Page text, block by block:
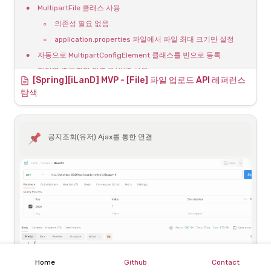
공지 삭제 기능
현하기 위한 WebSocket 사용법
Spring에서 WebSocket을 통해
지를 전송하면 서버와 연결되어
있는 다른 모든 클라이언트들에
소스코드는 다음의 링크..
992px 이하(모바일), 그 이상 태블릿(1200px), 그이상 데스
아이콘 배치가 적절하게 분배되도록, 모바일 버전에서는 2열, 그 이상 버
전에서는 3열 배치
• MultipartFile 클래스 사용
◦ 의존성 필요 없음
◦ application.properties 파일에서 파일 최대 크기만 설정
• 자동으로 MultipartConfigElement 클래스를 빈으로 등록
파일명 중복되지 않도록 UUID 사용
◦ 소프트웨어 구축에 사용되는 식별자 표준
◦
그룹을 하이픈으로 구분
한 식별자 생성
스프링 부트 프로젝트에서 파일 업로드 / 다운로드 예제
파일 업로드
• 파일명 중복되지 않도록 파일 이름 변경해서 업로드
•
원본 파일명 그대로 업로드
[Spring][iLanD] MVP - [File] 파일 업로드 API 레퍼런스
탐색
공지조회(유저) Ajax를 통한 연결
[Spring][iLanD] MVP 프론트엔드와 API 연결 1차 기본
Home Github Contact